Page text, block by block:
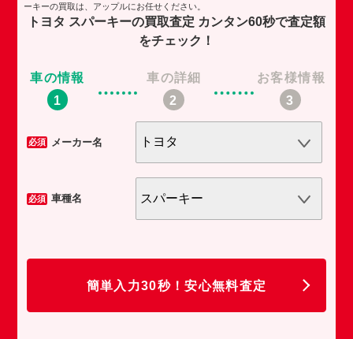
ーキーの買取は、アップルにお任せください。
トヨタ スパーキーの買取査定 カンタン60秒で査定額
をチェック！
車の情報 車の詳細 お客様情報
必須 メーカー名
必須 車種名
簡単入力30秒！安心無料査定